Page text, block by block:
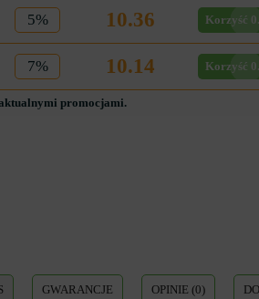
5% 10.36 Korzyść
7% 10.14 Korzyść
promocjami.
GWARANCJE OPINIE (0)